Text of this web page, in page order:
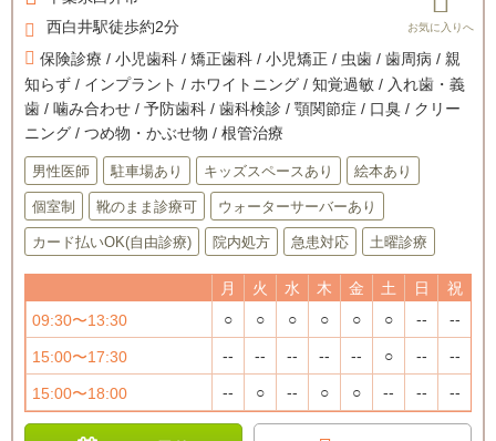
西白井駅徒歩約2分
保険診療 / 小児歯科 / 矯正歯科 / 小児矯正 / 虫歯 / 歯周病 / 親
知らず / インプラント / ホワイトニング / 知覚過敏 / 入れ歯・義
歯 / 噛み合わせ / 予防歯科 / 歯科検診 / 顎関節症 / 口臭 / クリー
ニング / つめ物・かぶせ物 / 根管治療
男性医師 駐車場あり キッズスペースあり 絵本あり
個室制 靴のまま診療可 ウォーターサーバーあり
カード払いOK(自由診療) 院内処方 急患対応 土曜診療
月 火 水 木 金 土 日
祝
09:30〜13:30
○ ○ ○ ○ ○ ○ -- --
15:00〜17:30 -- -- -- -- -- ○ -- --
15:00〜18:00 -- ○ -- ○ ○ -- -- --